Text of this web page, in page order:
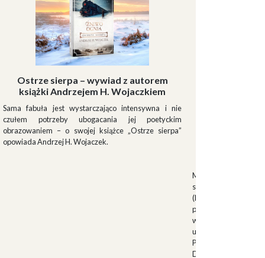
Ostrze sierpa – wywiad z autorem
książki Andrzejem H. Wojaczkiem
Sama fabuła jest wystarczająco intensywna i nie
czułem potrzeby ubogacania jej poetyckim
obrazowaniem – o swojej książce „Ostrze sierpa”
opowiada Andrzej H. Wojaczek.
Muszkieterowie
stanowili elitarną
(Milizia Volontaria
pełniącą rolę
w latach 1923-
uroczystościach
Palazzo Venezia w
Duce.